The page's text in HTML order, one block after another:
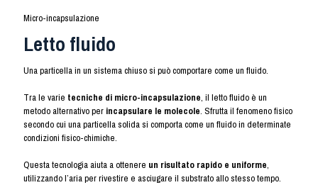
Micro-incapsulazione
Letto fluido
Una particella in un sistema chiuso si può comportare come un fluido.
Tra le varie tecniche di micro-incapsulazione, il letto fluido è un
metodo alternativo per incapsulare le molecole. Sfrutta il fenomeno fisico
secondo cui una particella solida si comporta come un fluido in determinate
condizioni fisico-chimiche.
Questa tecnologia aiuta a ottenere un risultato rapido e uniforme,
utilizzando l’aria per rivestire e asciugare il substrato allo stesso tempo.